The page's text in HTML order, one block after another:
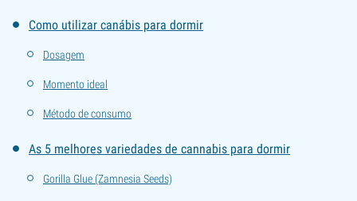
Como utilizar canábis para dormir
Dosagem
Momento ideal
Método de consumo
As 5 melhores variedades de cannabis para dormir
Gorilla Glue (Zamnesia Seeds)